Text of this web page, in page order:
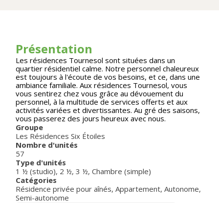
Présentation
Les résidences Tournesol sont situées dans un
quartier résidentiel calme. Notre personnel chaleureux
est toujours à l'écoute de vos besoins, et ce, dans une
ambiance familiale. Aux résidences Tournesol, vous
vous sentirez chez vous grâce au dévouement du
personnel, à la multitude de services offerts et aux
activités variées et divertissantes. Au gré des saisons,
vous passerez des jours heureux avec nous.
Groupe
Les Résidences Six Étoiles
Nombre d'unités
57
Type d'unités
1 ½ (studio), 2 ½, 3 ½, Chambre (simple)
Catégories
Résidence privée pour aînés, Appartement, Autonome,
Semi-autonome